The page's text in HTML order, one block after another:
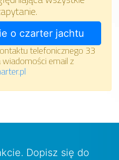
telefonicznego 33
email z
Dopisz się do